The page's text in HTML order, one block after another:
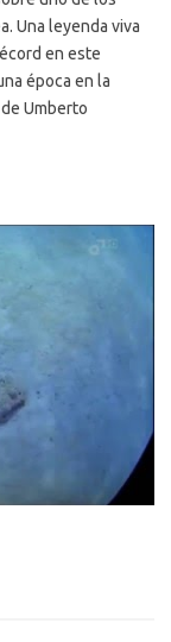
Una leyenda viva
en este
época en la
Umberto